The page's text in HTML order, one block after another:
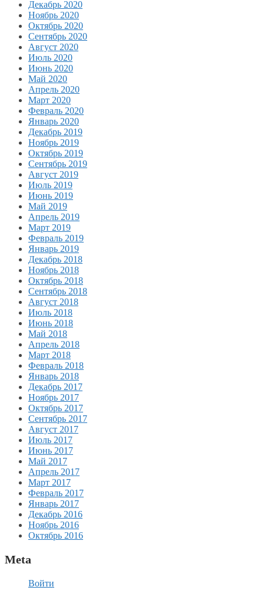
Декабрь 2020
Ноябрь 2020
Октябрь 2020
Сентябрь 2020
Август 2020
Июль 2020
Июнь 2020
Май 2020
Апрель 2020
Март 2020
Февраль 2020
Январь 2020
Декабрь 2019
Ноябрь 2019
Октябрь 2019
Сентябрь 2019
Август 2019
Июль 2019
Июнь 2019
Май 2019
Апрель 2019
Март 2019
Февраль 2019
Январь 2019
Декабрь 2018
Ноябрь 2018
Октябрь 2018
Сентябрь 2018
Август 2018
Июль 2018
Июнь 2018
Май 2018
Апрель 2018
Март 2018
Февраль 2018
Январь 2018
Декабрь 2017
Ноябрь 2017
Октябрь 2017
Сентябрь 2017
Август 2017
Июль 2017
Июнь 2017
Май 2017
Апрель 2017
Март 2017
Февраль 2017
Январь 2017
Декабрь 2016
Ноябрь 2016
Октябрь 2016
Meta
Войти